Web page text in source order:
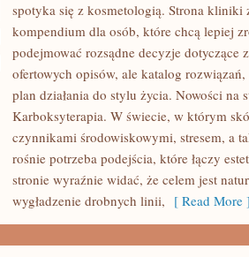
NATURALNA
MODELUJĄCE
spotyka się z kosmetologią. Strona kliniki
kompendium dla osób, które chcą lepiej
podejmować rozsądne decyzje
ofertowych opisów, ale katalog
plan działania do stylu życia. Nowości na
Karboksyterapia. W świecie, w którym
czynnikami środowiskowymi, stresem, a
rośnie potrzeba podejścia, które łączy
stronie wyraźnie widać, że celem jest
wygładzenie drobnych linii, [ Read More